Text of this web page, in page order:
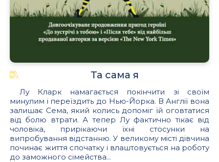
Та сама я
Лу Кларк намагається покінчити зі своїм
минулим і переїздить до Нью-Йорка. В Англії вона
залишає Сема, який колись допоміг їй оговтатися
від болю втрати. А тепер Лу фактично тікає від
чоловіка, прирікаючи їхні стосунки на
випробування відстанню. У великому місті дівчина
починає життя спочатку і влаштовується на роботу
до заможного сімейства...